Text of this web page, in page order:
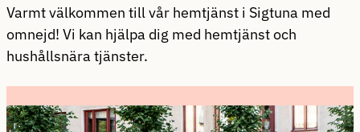
Varmt välkommen till vår hemtjänst i Sigtuna med
omnejd! Vi kan hjälpa dig med hemtjänst och
hushållsnära tjänster.